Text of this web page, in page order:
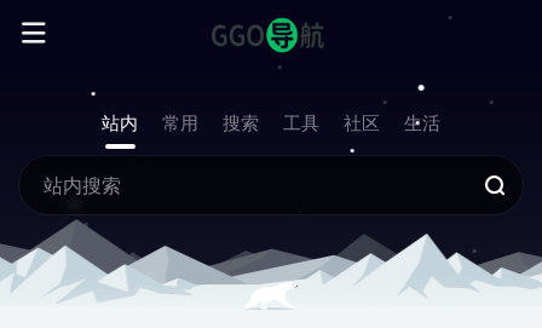
站内 常用 搜索 工具 社区 生活